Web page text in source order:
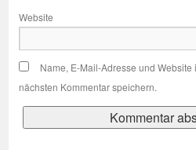
Website
Name, E-Mail-Adresse und
nächsten Kommentar speichern.